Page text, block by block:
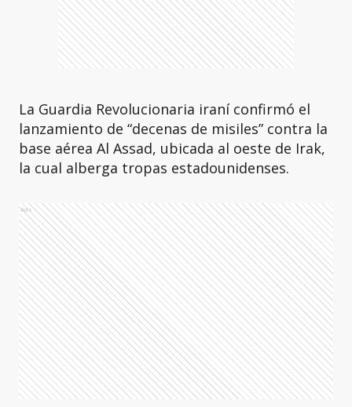
La Guardia Revolucionaria iraní confirmó el
lanzamiento de “decenas de misiles” contra la
base aérea Al Assad, ubicada al oeste de Irak,
la cual alberga tropas estadounidenses.
Ads